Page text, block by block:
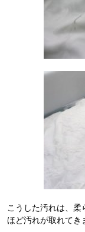
こうした汚れは、柔
ほど汚れが取れてき